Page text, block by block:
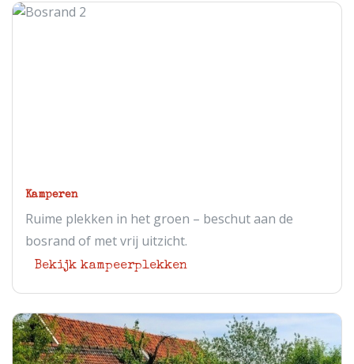
Kamperen
Ruime plekken in het groen – beschut aan de
bosrand of met vrij uitzicht.
Bekijk kampeerplekken